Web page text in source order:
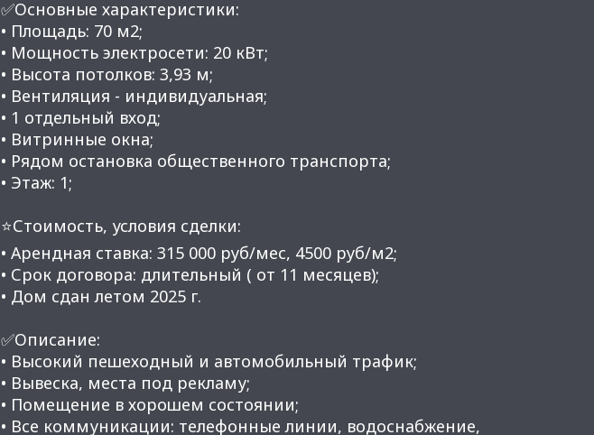
✅Основные характеристики:
• Площадь: 70 м2;
• Мощность электросети: 20 кВт;
• Высота потолков: 3,93 м;
• Вентиляция - индивидуальная;
• 1 отдельный вход;
• Витринные окна;
​​​​​​​• Рядом остановка общественного транспорта;
• Этаж: 1;
⭐Стоимость, условия сделки:
• Арендная ставка: 315 000 руб/мес, 4500 руб/м2;
• Срок договора: длительный ( от 11 месяцев);
• Дом сдан летом 2025 г.
✅Описание:
• Высокий пешеходный и автомобильный трафик;
• Вывеска, места под рекламу;
• Помещение в хорошем состоянии;
• Все коммуникации: телефонные линии, водоснабжение,